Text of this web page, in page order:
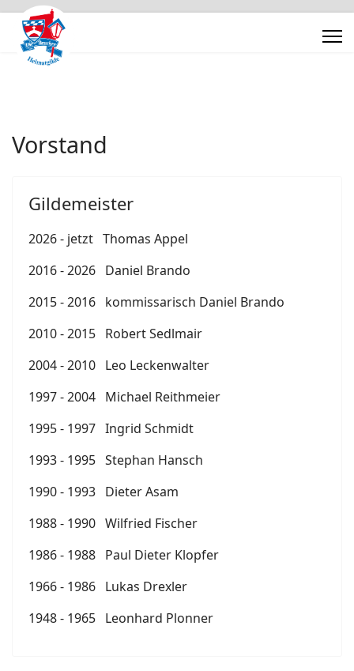
Vorstand
Gildemeister
2026 - jetzt Thomas Appel
2016 - 2026 Daniel Brando
2015 - 2016 kommissarisch Daniel Brando
2010 - 2015 Robert Sedlmair
2004 - 2010 Leo Leckenwalter
1997 - 2004 Michael Reithmeier
1995 - 1997 Ingrid Schmidt
1993 - 1995 Stephan Hansch
1990 - 1993 Dieter Asam
1988 - 1990 Wilfried Fischer
1986 - 1988 Paul Dieter Klopfer
1966 - 1986 Lukas Drexler
1948 - 1965 Leonhard Plonner